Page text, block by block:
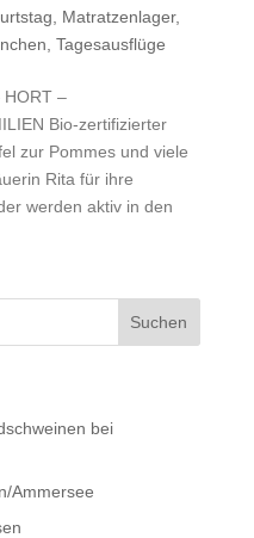
Matratzenlager,
Tagesausflüge
HORT –
Bio-zertifizierter
zur Pommes und viele
Rita für ihre
werden aktiv in den
bei
Ammersee